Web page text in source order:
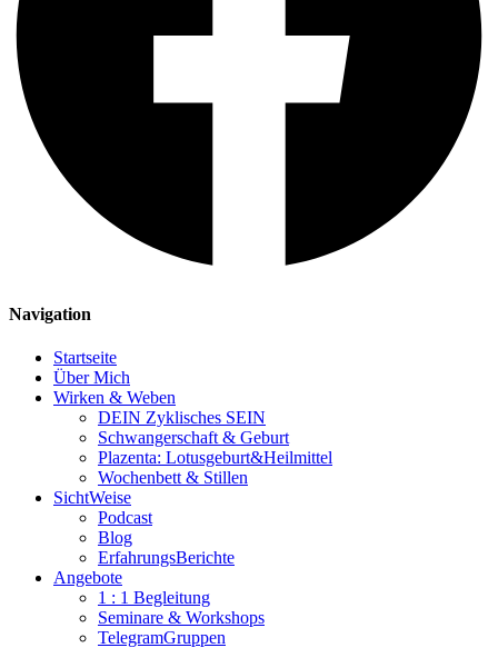
Navigation
Startseite
Über Mich
Wirken & Weben
DEIN Zyklisches SEIN
Schwangerschaft & Geburt
Plazenta: Lotusgeburt&Heilmittel
Wochenbett & Stillen
SichtWeise
Podcast
Blog
ErfahrungsBerichte
Angebote
1 : 1 Begleitung
Seminare & Workshops
TelegramGruppen